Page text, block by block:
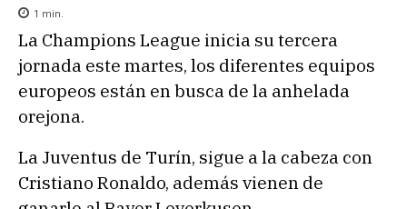
1 min.
La Champions League inicia su tercera
jornada este martes, los diferentes equipos
europeos están en busca de la anhelada
orejona.
La Juventus de Turín, sigue a la cabeza con
Cristiano Ronaldo, además vienen de